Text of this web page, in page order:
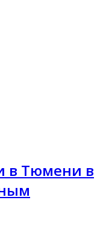
в Тюмени в